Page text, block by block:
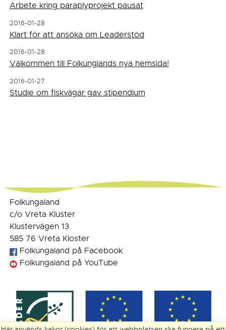
Arbete kring paraplyprojekt pausat
2016-01-28
Klart för att ansöka om Leaderstöd
2016-01-28
Välkommen till Folkunglands nya hemsida!
2016-01-27
Studie om fiskvägar gav stipendium
Folkungaland
c/o Vreta Kluster
Klustervägen 13
585 76 Vreta Kloster
Folkungaland på Facebook
Folkungaland på YouTube